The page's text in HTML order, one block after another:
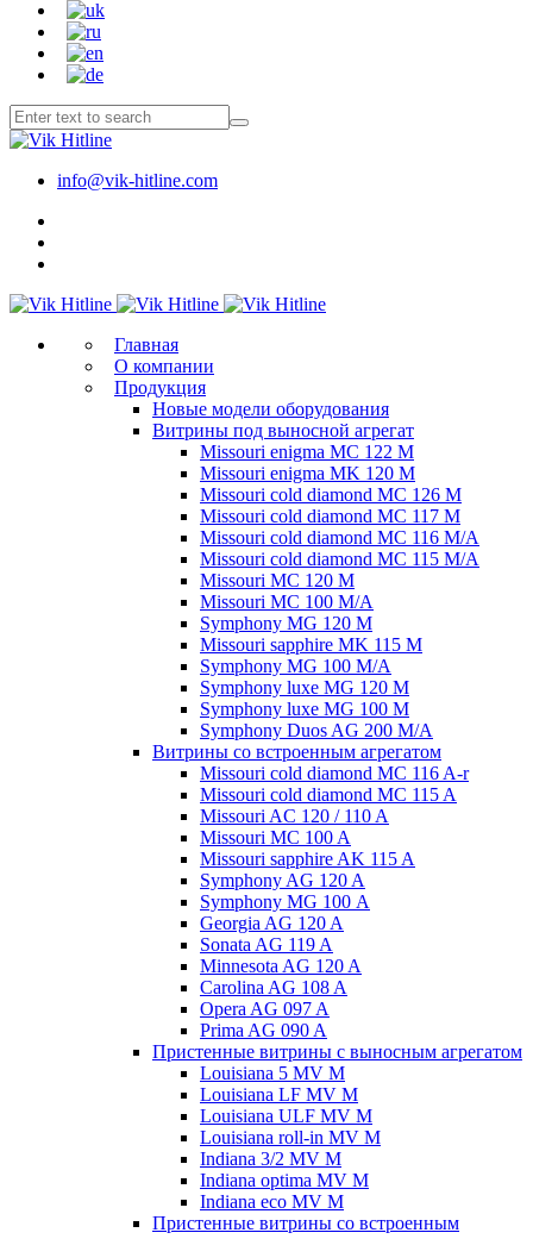
info@vik-hitline.com
Главная
О компании
Продукция
Новые модели оборудования
Витрины под выносной агрегат
Missouri enigma MC 122 M
Missouri enigma MK 120 M
Missouri cold diamond MC 126 M
Missouri cold diamond MC 117 M
Missouri cold diamond MC 116 M/A
Missouri cold diamond MC 115 M/A
Missouri MC 120 M
Missouri MC 100 M/A
Symphony MG 120 M
Missouri sapphire MK 115 M
Symphony MG 100 M/А
Symphony luxe MG 120 M
Symphony luxe MG 100 M
Symphony Duos AG 200 M/A
Витрины со встроенным агрегатом
Missouri cold diamond MC 116 A-r
Missouri cold diamond MC 115 A
Missouri AC 120 / 110 A
Missouri MC 100 A
Missouri sapphire AK 115 A
Symphony AG 120 A
Symphony MG 100 А
Georgia AG 120 A
Sonata AG 119 A
Minnesota AG 120 A
Carolina AG 108 A
Opera AG 097 A
Prima AG 090 A
Пристенные витрины с выносным агрегатом
Louisiana 5 MV M
Louisiana LF MV M
Louisiana ULF MV M
Louisiana roll-in MV M
Indiana 3/2 MV M
Indiana optima MV M
Indiana eco MV M
Пристенные витрины со встроенным